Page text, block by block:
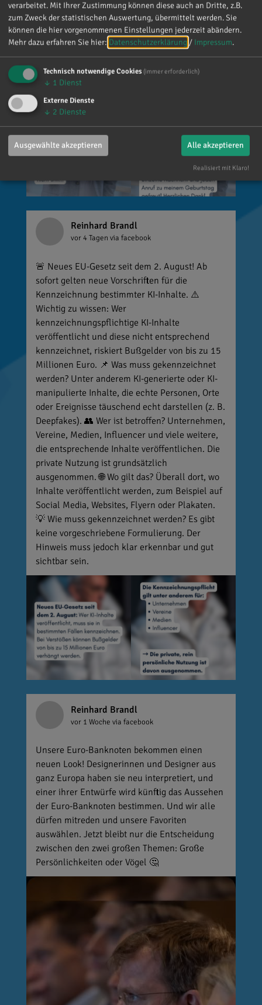
Glückwünsche, Nachrichten, Anrufe und die
vielen lieben Worte. Ich habe mich wirklich
über jede einzelne Aufmerksamkeit gefreut. Es
ist alles andere als selbstverständlich, dass sich
denken. Umso mehr weiß ich das zu schätzen.
Reinhard Brandl
vor 4 Tagen via facebook
🚨 Neues EU-Gesetz seit dem 2. August! Ab
sofort gelten neue Vorschriften für die
Kennzeichnung bestimmter KI-Inhalte. ⚠️
Wichtig zu wissen: Wer
kennzeichnungspflichtige KI-Inhalte
veröffentlicht und diese nicht entsprechend
kennzeichnet, riskiert Bußgelder von bis zu 15
Millionen Euro. 📌 Was muss gekennzeichnet
werden? Unter anderem KI-generierte oder KI-
manipulierte Inhalte, die echte Personen, Orte
oder Ereignisse täuschend echt darstellen (z. B.
Deepfakes). 👥 Wer ist betroffen? Unternehmen,
Vereine, Medien, Influencer und viele weitere,
die entsprechende Inhalte veröffentlichen. Die
private Nutzung ist grundsätzlich
ausgenommen. 🌐 Wo gilt das? Überall dort, wo
Inhalte veröffentlicht werden, zum Beispiel auf
Social Media, Websites, Flyern oder Plakaten.
💡 Wie muss gekennzeichnet werden? Es gibt
keine vorgeschriebene Formulierung. Der
Hinweis muss jedoch klar erkennbar und gut
sichtbar sein.
Reinhard Brandl
vor 1 Woche via facebook
Unsere Euro-Banknoten bekommen einen
neuen Look! Designerinnen und Designer aus
ganz Europa haben sie neu interpretiert, und
einer ihrer Entwürfe wird künftig das Aussehen
der Euro-Banknoten bestimmen. Und wir alle
dürfen mitreden und unsere Favoriten
auswählen. Jetzt bleibt nur die Entscheidung
zwischen den zwei großen Themen: Große
Persönlichkeiten oder Vögel 🤔
verarbeitet. Mit Ihrer Zustimmung können diese auch an Dritte, z.B.
zum Zweck der statistischen Auswertung, übermittelt werden. Sie
können die hier vorgenommenen Einstellungen jederzeit abändern.
Mehr dazu erfahren Sie hier: Datenschutzerklärung / Impressum.
Technisch notwendige Cookies (immer erforderlich)
↓ 1 Dienst
Externe Dienste
↓ 2 Dienste
Ausgewählte akzeptieren Alle akzeptieren
Realisiert mit Klaro!